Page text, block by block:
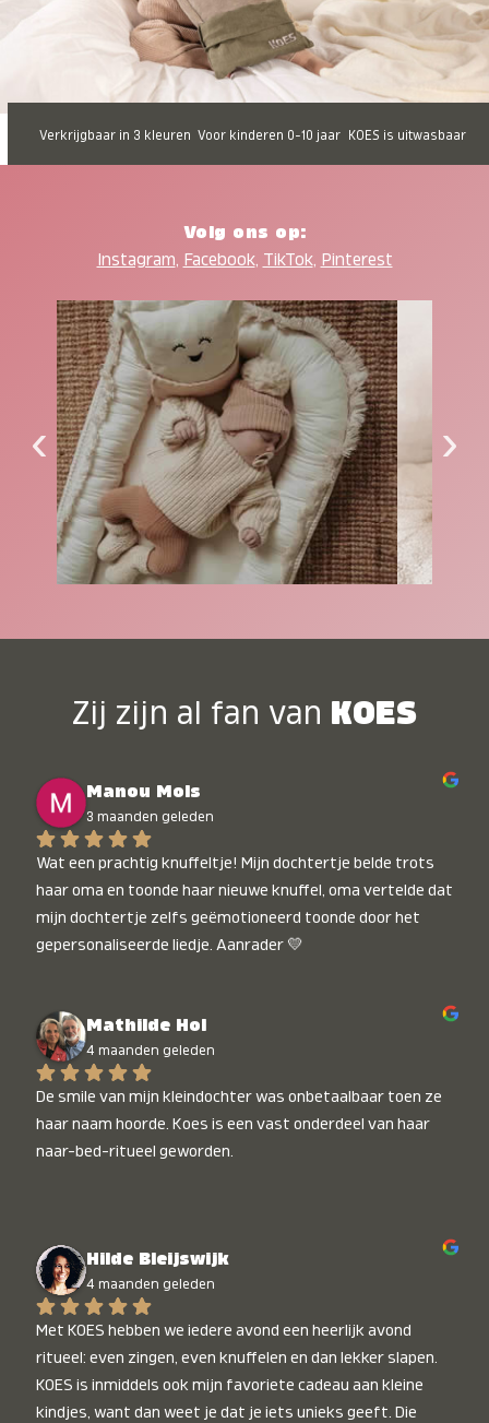
Verkrijgbaar in 3 kleuren Voor kinderen 0-10 jaar KOES is uitwasbaar
Volg ons op:
Instagram, Facebook, TikTok, Pinterest
‹ ›
Zij zijn al fan van KOES
Manou Mols
3 maanden geleden
Wat een prachtig knuffeltje! Mijn dochtertje belde trots
haar oma en toonde haar nieuwe knuffel, oma vertelde dat
mijn dochtertje zelfs geëmotioneerd toonde door het
gepersonaliseerde liedje. Aanrader 💛
Mathilde Hol
4 maanden geleden
De smile van mijn kleindochter was onbetaalbaar toen ze
haar naam hoorde. Koes is een vast onderdeel van haar
naar-bed-ritueel geworden.
Hilde Bleijswijk
4 maanden geleden
Met KOES hebben we iedere avond een heerlijk avond
ritueel: even zingen, even knuffelen en dan lekker slapen.
KOES is inmiddels ook mijn favoriete cadeau aan kleine
kindjes, want dan weet je dat je iets unieks geeft. Die